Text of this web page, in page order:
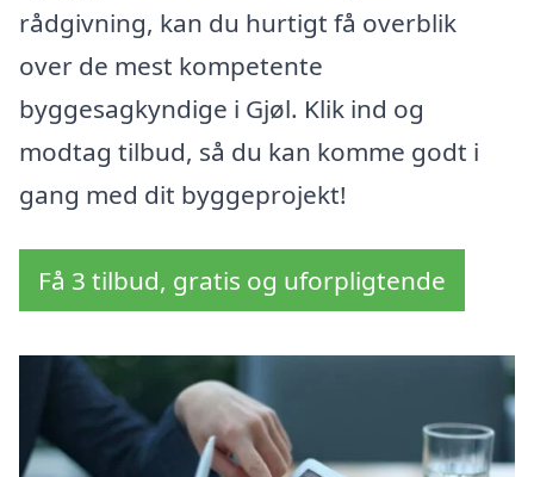
rådgivning, kan du hurtigt få overblik
over de mest kompetente
byggesagkyndige i Gjøl. Klik ind og
modtag tilbud, så du kan komme godt i
gang med dit byggeprojekt!
Få 3 tilbud, gratis og uforpligtende